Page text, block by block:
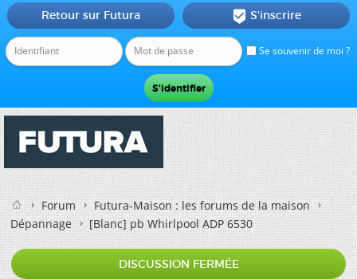
Se souvenir de moi ?
Retour sur Futura  S'inscrire
Forum
Futura-Maison : les forums de la maison
Dépannage
[Blanc]pb Whirlpool ADP 6530
DISCUSSION FERMÉE